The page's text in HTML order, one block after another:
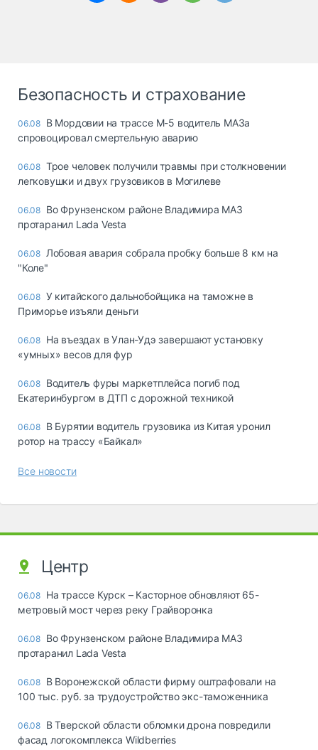
Безопасность и страхование
06.08 В Мордовии на трассе М-5 водитель МАЗа
спровоцировал смертельную аварию
06.08 Трое человек получили травмы при столкновении
легковушки и двух грузовиков в Могилеве
06.08 Во Фрунзенском районе Владимира МАЗ
протаранил Lada Vesta
06.08 Лобовая авария собрала пробку больше 8 км на
"Коле"
06.08 У китайского дальнобойщика на таможне в
Приморье изъяли деньги
06.08 Ha въeздax в Улaн-Удэ зaвepшaют ycтaнoвкy
«yмныx» вecoв для фyp
06.08 Водитель фуры маркетплейса погиб под
Екатеринбургом в ДТП с дорожной техникой
06.08 В Бурятии водитель грузовика из Китая уронил
ротор на трассу «Байкал»
Все новости
Центр
06.08 На трассе Курск – Касторное обновляют 65-
метровый мост через реку Грайворонка
06.08 Во Фрунзенском районе Владимира МАЗ
протаранил Lada Vesta
06.08 В Воронежской области фирму оштрафовали на
100 тыс. руб. за трудоустройство экс-таможенника
06.08 В Тверской области обломки дрона повредили
фасад логокомплекса Wildberries